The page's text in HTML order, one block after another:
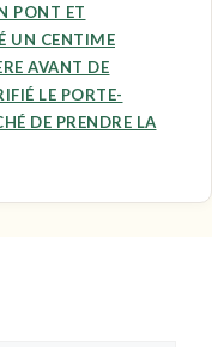
PONT ET
UN CENTIME
AVANT DE
LE PORTE-
DE PRENDRE LA